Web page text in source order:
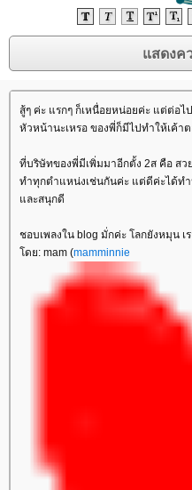
สู้ๆ ค่ะ แรกๆ ก็เหนื่อยหน่อยค่ะ แต่ต่อ
หัวหน้านะเหรอ ของพี่ก็มีไปทำให้เค้า
ที่บริษัทของพี่มีเพิ่มมาอีกตั้ง 2ส คือ สว
ทำทุกตำแหน่งเช่นกันค่ะ แต่ดีค่ะได้ทำ
ละสนุกดี
ชอบเพลงใน blog มั่กค่ะ โลกยังหมุน เ
ดย: mam (mamminnie